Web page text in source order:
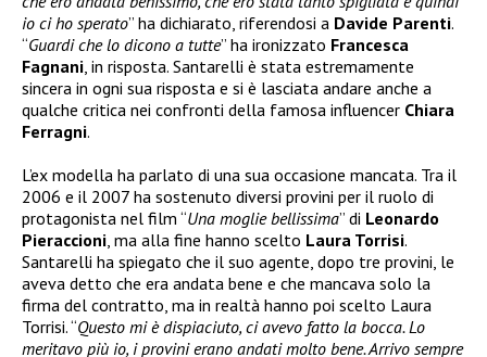
io ci ho sperato” ha dichiarato, riferendosi a Davide Parenti.
“Guardi che lo dicono a tutte” ha ironizzato Francesca
Fagnani , in risposta. Santarelli è stata estremamente
sincera in ogni sua risposta e si è lasciata andare anche a
qualche critica nei confronti della famosa influencer Chiara
Ferragni.
L’ex modella ha parlato di una sua occasione mancata. Tra il
2006 e il 2007 ha sostenuto diversi provini per il ruolo di
protagonista nel film “Una moglie bellissima” di Leonardo
Pieraccioni , ma alla fine hanno scelto Laura Torrisi.
Santarelli ha spiegato che il suo agente, dopo tre provini, le
aveva detto che era andata bene e che mancava solo la
firma del contratto, ma in realtà hanno poi scelto Laura
Torrisi. “Questo mi è dispiaciuto, ci avevo fatto la bocca. Lo
meritavo più io, i provini erano andati molto bene. Arrivo sempre